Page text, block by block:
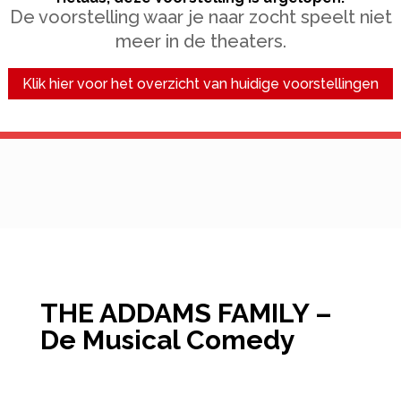
De voorstelling waar je naar zocht speelt niet
meer in de theaters.
Klik hier voor het overzicht van huidige voorstellingen
THE ADDAMS FAMILY –
De Musical Comedy